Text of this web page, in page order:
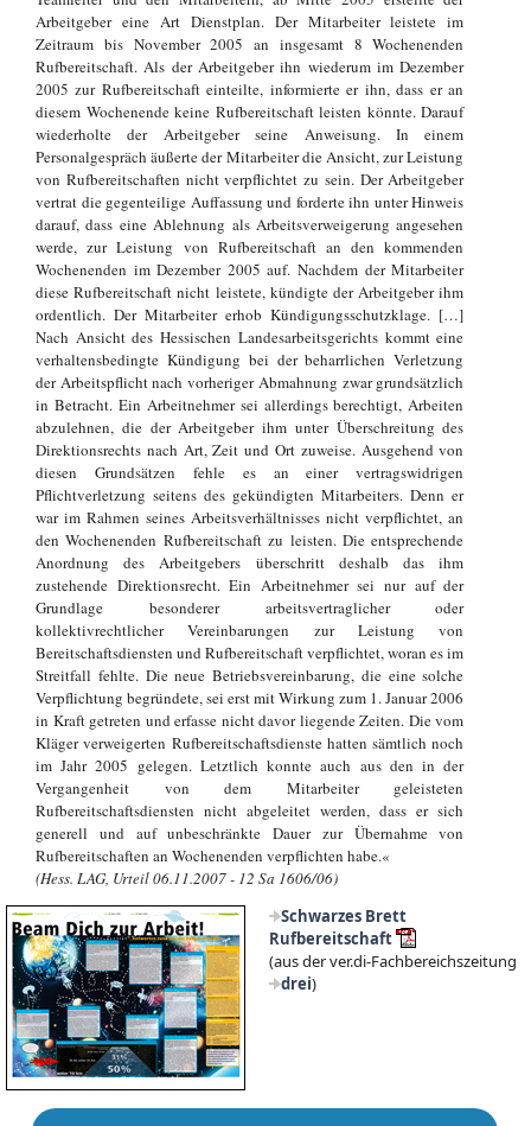
Arbeitgeber eine Art Dienstplan. Der Mitarbeiter leistete im
Zeitraum bis November 2005 an insgesamt 8 Wochenenden
Rufbereitschaft. Als der Arbeitgeber ihn wiederum im Dezember
2005 zur Rufbereitschaft einteilte, informierte er ihn, dass er an
diesem Wochenende keine Rufbereitschaft leisten könnte. Darauf
wiederholte der Arbeitgeber seine Anweisung. In einem
Personalgespräch äußerte der Mitarbeiter die Ansicht, zur Leistung
von Rufbereitschaften nicht verpflichtet zu sein. Der Arbeitgeber
vertrat die gegenteilige Auffassung und forderte ihn unter Hinweis
darauf, dass eine Ablehnung als Arbeitsverweigerung angesehen
werde, zur Leistung von Rufbereitschaft an den kommenden
Wochenenden im Dezember 2005 auf. Nachdem der Mitarbeiter
diese Rufbereitschaft nicht leistete, kündigte der Arbeitgeber ihm
ordentlich. Der Mitarbeiter erhob Kündigungsschutzklage. […]
Nach Ansicht des Hessischen Landesarbeitsgerichts kommt eine
verhaltensbedingte Kündigung bei der beharrlichen Verletzung
der Arbeitspflicht nach vorheriger Abmahnung zwar grundsätzlich
in Betracht. Ein Arbeitnehmer sei allerdings berechtigt, Arbeiten
abzulehnen, die der Arbeitgeber ihm unter Überschreitung des
Direktionsrechts nach Art, Zeit und Ort zuweise. Ausgehend von
diesen Grundsätzen fehle es an einer vertragswidrigen
Pflichtverletzung seitens des gekündigten Mitarbeiters. Denn er
war im Rahmen seines Arbeitsverhältnisses nicht verpflichtet, an
den Wochenenden Rufbereitschaft zu leisten. Die entsprechende
Anordnung des Arbeitgebers überschritt deshalb das ihm
zustehende Direktionsrecht. Ein Arbeitnehmer sei nur auf der
Grundlage besonderer arbeitsvertraglicher oder
kollektivrechtlicher Vereinbarungen zur Leistung von
Bereitschaftsdiensten und Rufbereitschaft verpflichtet, woran es im
Streitfall fehlte. Die neue Betriebsvereinbarung, die eine solche
Verpflichtung begründete, sei erst mit Wirkung zum 1. Januar 2006
in Kraft getreten und erfasse nicht davor liegende Zeiten. Die vom
Kläger verweigerten Rufbereitschaftsdienste hatten sämtlich noch
im Jahr 2005 gelegen. Letztlich konnte auch aus den in der
Vergangenheit von dem Mitarbeiter geleisteten
Rufbereitschaftsdiensten nicht abgeleitet werden, dass er sich
generell und auf unbeschränkte Dauer zur Übernahme von
Rufbereitschaften an Wochenenden verpflichten habe.«
(Hess. LAG, Urteil 06.11.2007 - 12 Sa 1606/06)
Schwarzes Brett
Rufbereitschaft
(aus der ver.di-Fachbereichszeitung
drei)